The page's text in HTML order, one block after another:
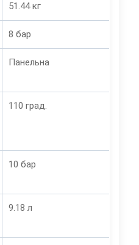
51.44 кг
8 бар
Панельна
110 град.
10 бар
9.18 л